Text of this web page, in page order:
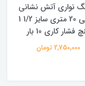
نواری آتش نشانی
برزنتی 20 متری سایز 1/2 1
فشار کاری 10 بار
2,750,000 تومان